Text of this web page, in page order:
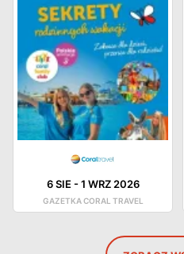
6 SIE -1 WRZ 2026
GAZETKA CORAL TRAVEL